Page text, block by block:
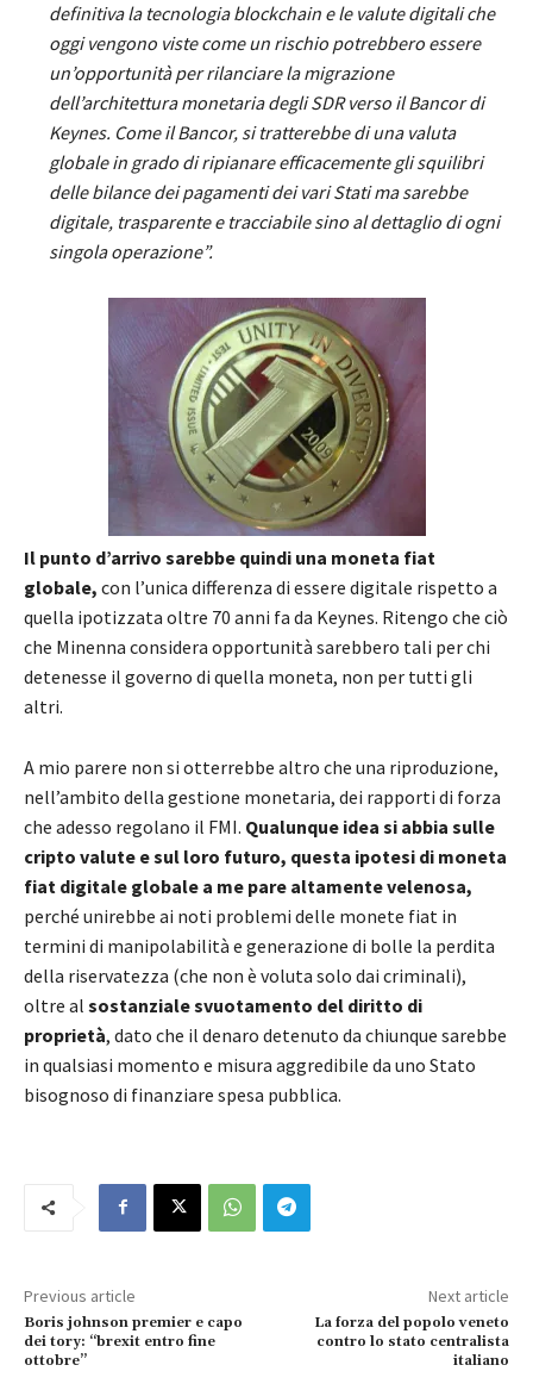
definitiva la tecnologia blockchain e le valute digitali che
oggi vengono viste come un rischio potrebbero essere
un’opportunità per rilanciare la migrazione
dell’architettura monetaria degli SDR verso il Bancor di
Keynes. Come il Bancor, si tratterebbe di una valuta
globale in grado di ripianare efficacemente gli squilibri
delle bilance dei pagamenti dei vari Stati ma sarebbe
digitale, trasparente e tracciabile sino al dettaglio di ogni
singola operazione”.
Il punto d’arrivo sarebbe quindi una moneta fiat
globale, con l’unica differenza di essere digitale rispetto a
quella ipotizzata oltre 70 anni fa da Keynes. Ritengo che ciò
che Minenna considera opportunità sarebbero tali per chi
detenesse il governo di quella moneta, non per tutti gli
altri.
A mio parere non si otterrebbe altro che una riproduzione,
nell’ambito della gestione monetaria, dei rapporti di forza
che adesso regolano il FMI. Qualunque idea si abbia sulle
cripto valute e sul loro futuro, questa ipotesi di moneta
fiat digitale globale a me pare altamente velenosa,
perché unirebbe ai noti problemi delle monete fiat in
termini di manipolabilità e generazione di bolle la perdita
della riservatezza (che non è voluta solo dai criminali),
oltre al sostanziale svuotamento del diritto di
proprietà, dato che il denaro detenuto da chiunque sarebbe
in qualsiasi momento e misura aggredibile da uno Stato
bisognoso di finanziare spesa pubblica.
Previous article
Boris johnson premier e capo
dei tory: “brexit entro fine
ottobre”
Next article
La forza del popolo veneto
contro lo stato centralista
italiano